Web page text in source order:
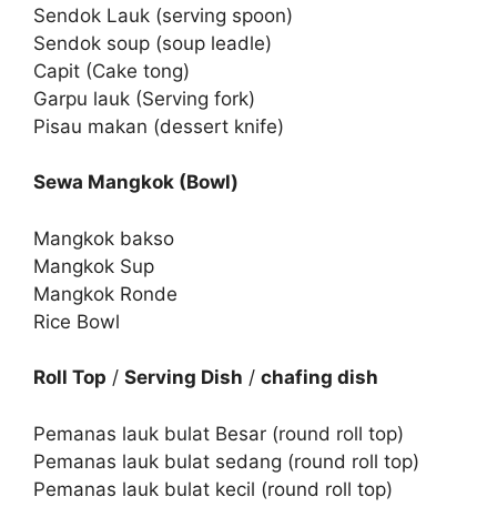
Sendok Lauk (serving spoon)
Sendok soup (soup leadle)
Capit (Cake tong)
Garpu lauk (Serving fork)
Pisau makan (dessert knife)
Sewa Mangkok (Bowl)
Mangkok bakso
Mangkok Sup
Mangkok Ronde
Rice Bowl
Roll Top / Serving Dish / chafing dish
Pemanas lauk bulat Besar (round roll top)
Pemanas lauk bulat sedang (round roll top)
Pemanas lauk bulat kecil (round roll top)